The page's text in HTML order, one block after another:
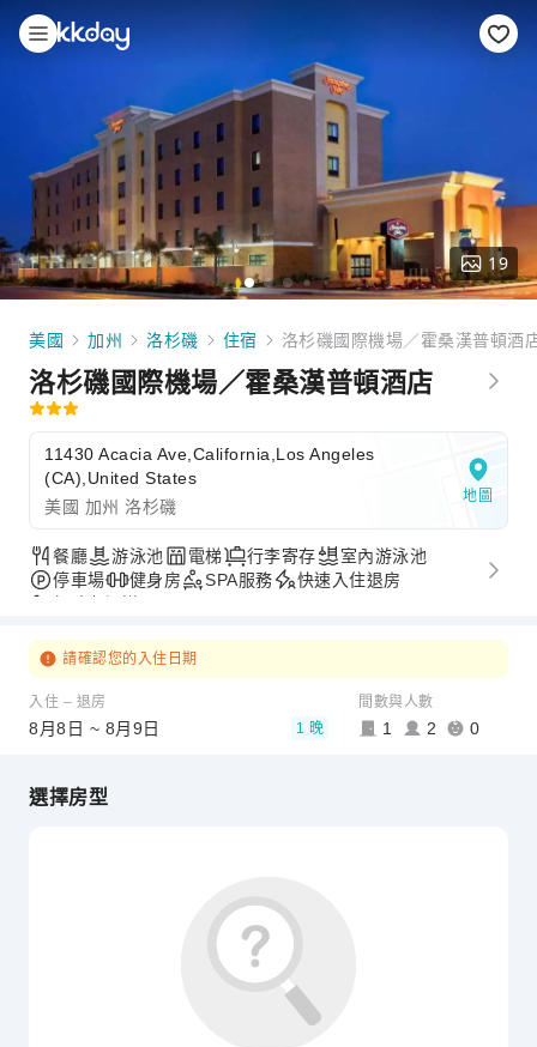
19
美國 加州 洛杉磯 住宿 洛杉磯國際機場／霍桑漢普頓酒
洛杉磯國際機場／霍桑漢普頓酒店
11430 Acacia Ave,California,Los Angeles
(CA),United States
美國 加州 洛杉磯
地圖
餐廳 游泳池 電梯 行李寄存
室內游泳池
停車場
健身房 SPA服務
快速入住退房
請確認您的入住日期
入住 – 退房
8月8日 ~ 8月9日 1 晚
間數與人數
1 2 0
選擇房型